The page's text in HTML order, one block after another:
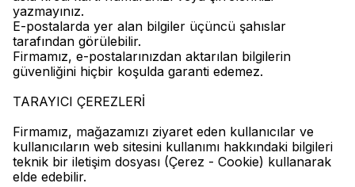
yazmayınız.
E-postalarda yer alan bilgiler üçüncü şahıslar
tarafından görülebilir.
Firmamız, e-postalarınızdan aktarılan bilgilerin
güvenliğini hiçbir koşulda garanti edemez.
TARAYICI ÇEREZLERİ
Firmamız, mağazamızı ziyaret eden kullanıcılar ve
kullanıcıların web sitesini kullanımı hakkındaki bilgileri
teknik bir iletişim dosyası (Çerez - Cookie) kullanarak
elde edebilir.